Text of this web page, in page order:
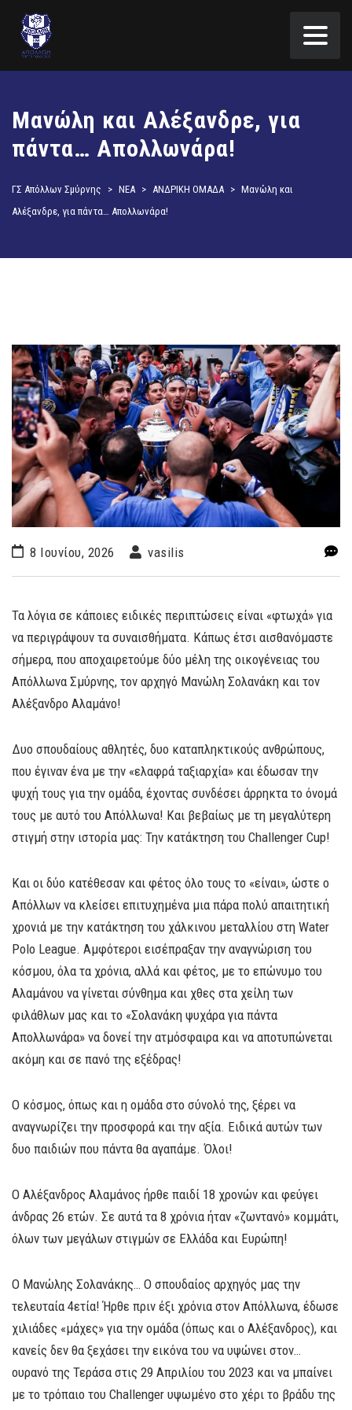
Μανώλη και Αλέξανδρε, για
πάντα… Απολλωνάρα!
ΓΣ Απόλλων Σμύρνης > ΝΕΑ > ΑΝΔΡΙΚΗ ΟΜΑΔΑ > Μανώλη και
Αλέξανδρε, για πάντα… Απολλωνάρα!
8 Ιουνίου, 2026 vasilis
Τα λόγια σε κάποιες ειδικές περιπτώσεις είναι «φτωχά» για
να περιγράψουν τα συναισθήματα. Κάπως έτσι αισθανόμαστε
σήμερα, που αποχαιρετούμε δύο μέλη της οικογένειας του
Απόλλωνα Σμύρνης, τον αρχηγό Μανώλη Σολανάκη και τον
Αλέξανδρο Αλαμάνο!
Δυο σπουδαίους αθλητές, δυο καταπληκτικούς ανθρώπους,
που έγιναν ένα με την «ελαφρά ταξιαρχία» και έδωσαν την
ψυχή τους για την ομάδα, έχοντας συνδέσει άρρηκτα το όνομά
τους με αυτό του Απόλλωνα! Και βεβαίως με τη μεγαλύτερη
στιγμή στην ιστορία μας: Την κατάκτηση του Challenger Cup!
Και οι δύο κατέθεσαν και φέτος όλο τους το «είναι», ώστε ο
Απόλλων να κλείσει επιτυχημένα μια πάρα πολύ απαιτητική
χρονιά με την κατάκτηση του χάλκινου μεταλλίου στη Water
Polo League. Αμφότεροι εισέπραξαν την αναγνώριση του
κόσμου, όλα τα χρόνια, αλλά και φέτος, με το επώνυμο του
Αλαμάνου να γίνεται σύνθημα και χθες στα χείλη των
φιλάθλων μας και το «Σολανάκη ψυχάρα για πάντα
Απολλωνάρα» να δονεί την ατμόσφαιρα και να αποτυπώνεται
ακόμη και σε πανό της εξέδρας!
Ο κόσμος, όπως και η ομάδα στο σύνολό της, ξέρει να
αναγνωρίζει την προσφορά και την αξία. Ειδικά αυτών των
δυο παιδιών που πάντα θα αγαπάμε. Όλοι!
Ο Αλέξανδρος Αλαμάνος ήρθε παιδί 18 χρονών και φεύγει
άνδρας 26 ετών. Σε αυτά τα 8 χρόνια ήταν «ζωντανό» κομμάτι,
όλων των μεγάλων στιγμών σε Ελλάδα και Ευρώπη!
Ο Μανώλης Σολανάκης… Ο σπουδαίος αρχηγός μας την
τελευταία 4ετία! Ήρθε πριν έξι χρόνια στον Απόλλωνα, έδωσε
χιλιάδες «μάχες» για την ομάδα (όπως και ο Αλέξανδρος), και
κανείς δεν θα ξεχάσει την εικόνα του να υψώνει στον…
ουρανό της Τεράσα στις 29 Απριλίου του 2023 και να μπαίνει
με το τρόπαιο του Challenger υψωμένο στο χέρι το βράδυ της